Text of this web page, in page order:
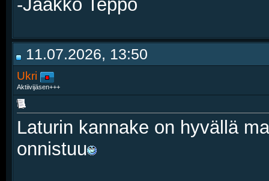
-Jaakko Teppo
11.07.2026, 13:50
Ukri
Aktiivijäsen+++
Laturin kannake on hyvällä
onnistuu